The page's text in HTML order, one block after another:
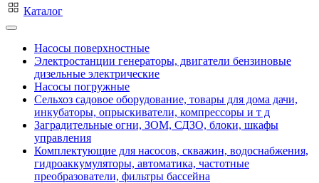
Каталог
Насосы поверхностные
Электростанции генераторы, двигатели бензиновые
дизельные электрические
Насосы погружные
Сельхоз садовое оборудование, товары для дома дачи,
инкубаторы, опрыскиватели, компрессоры и т д
Заградительные огни, ЗОМ, СДЗО, блоки, шкафы
управления
Комплектующие для насосов, скважин, водоснабжения,
гидроаккумуляторы, автоматика, частотные
преобразователи, фильтры бассейна